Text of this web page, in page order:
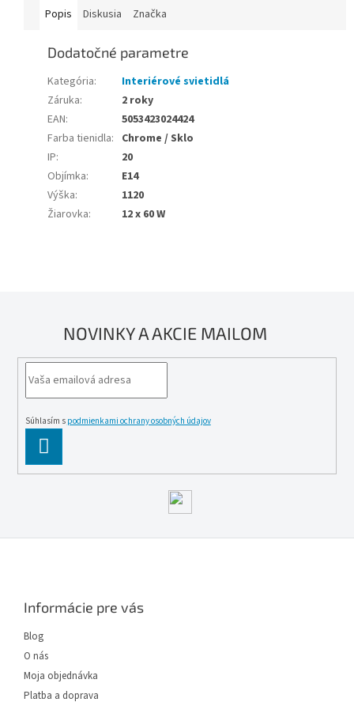
Popis Diskusia Značka
Dodatočné parametre
Kategória:
Interiérové svietidlá
Záruka:
2 roky
EAN:
5053423024424
Farba tienidla: Chrome / Sklo
IP:
20
Objímka:
E14
Výška:
1120
Žiarovka: 12 x 60 W
NOVINKY A AKCIE MAILOM
Súhlasím s podmienkami ochrany osobných údajov
SE
Informácie pre vás
Blog
O nás
Moja objednávka
Platba a doprava